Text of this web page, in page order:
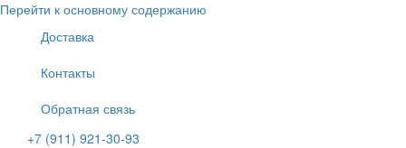
Перейти к основному содержанию
Доставка
Контакты
Обратная связь
+7 (911) 921-30-93